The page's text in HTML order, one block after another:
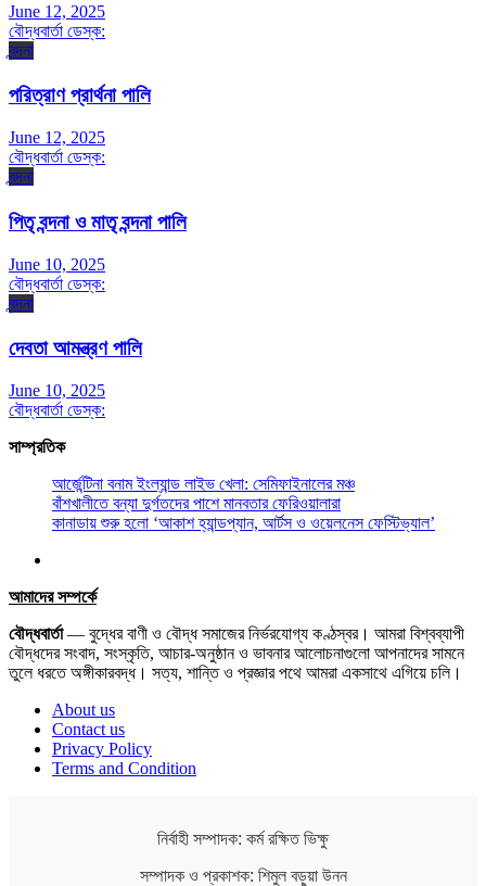
June 12, 2025
বৌদ্ধবার্তা ডেস্ক:
বন্দনা
পরিত্রাণ প্রার্থনা পালি
June 12, 2025
বৌদ্ধবার্তা ডেস্ক:
বন্দনা
পিতৃ বন্দনা ও মাতৃ বন্দনা পালি
June 10, 2025
বৌদ্ধবার্তা ডেস্ক:
বন্দনা
দেবতা আমন্ত্রণ পালি
June 10, 2025
বৌদ্ধবার্তা ডেস্ক:
সাম্প্রতিক
আর্জেন্টিনা বনাম ইংল্যান্ড লাইভ খেলা: সেমিফাইনালের মঞ্চ
বাঁশখালীতে বন্যা দুর্গতদের পাশে মানবতার ফেরিওয়ালারা
কানাডায় শুরু হলো ‘আকাশ হ্যান্ডপ্যান, আর্টস ও ওয়েলনেস ফেস্টিভ্যাল’
আমাদের সম্পর্কে
বৌদ্ধবার্তা— বুদ্ধের বাণী ও বৌদ্ধ সমাজের নির্ভরযোগ্য কণ্ঠস্বর। আমরা বিশ্বব্যাপী
বৌদ্ধদের সংবাদ, সংস্কৃতি, আচার-অনুষ্ঠান ও ভাবনার আলোচনাগুলো আপনাদের সামনে
তুলে ধরতে অঙ্গীকারবদ্ধ। সত্য, শান্তি ও প্রজ্ঞার পথে আমরা একসাথে এগিয়ে চলি।
About us
Contact us
Privacy Policy
Terms and Condition
নির্বাহী সম্পাদক: কর্ম রক্ষিত ভিক্ষু
সম্পাদক ও প্রকাশক: শিমুল বড়ুয়া উনন